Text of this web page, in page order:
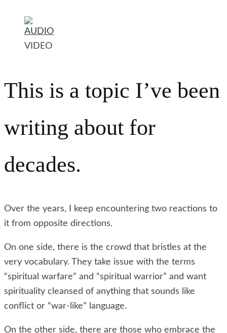
VIDEO
This is a topic I’ve been
writing about for
decades.
Over the years, I keep encountering two reactions to
it from opposite directions.
On one side, there is the crowd that bristles at the
very vocabulary. They take issue with the terms
“spiritual warfare” and “spiritual warrior” and want
spirituality cleansed of anything that sounds like
conflict or “war-like” language.
On the other side, there are those who embrace the